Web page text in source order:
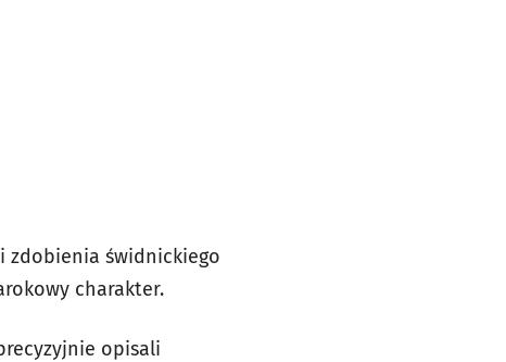
zdobienia świdnickiego
charakter.
opisali